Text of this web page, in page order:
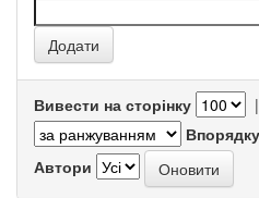
Вивести на сторінку |
Автори